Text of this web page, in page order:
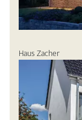
Haus Zacher